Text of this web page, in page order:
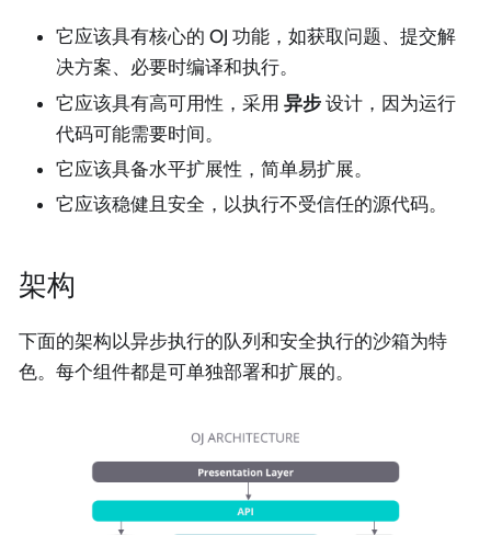
它应该具有核心的 OJ 功能，如获取问题、提交解
决方案、必要时编译和执行。
它应该具有高可用性，采用 异步 设计，因为运行
代码可能需要时间。
它应该具备水平扩展性，简单易扩展。
它应该稳健且安全，以执行不受信任的源代码。
架构
下面的架构以异步执行的队列和安全执行的沙箱为特
色。每个组件都是可单独部署和扩展的。